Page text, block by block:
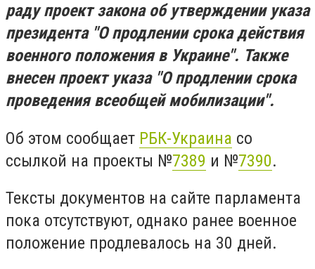
раду проект закона об утверждении указа
президента "О продлении срока действия
военного положения в Украине". Также
внесен проект указа "О продлении срока
проведения всеобщей мобилизации".
Об этом сообщает РБК-Украина со
ссылкой на проекты №7389 и №7390.
Тексты документов на сайте парламента
пока отсутствуют, однако ранее военное
положение продлевалось на 30 дней.